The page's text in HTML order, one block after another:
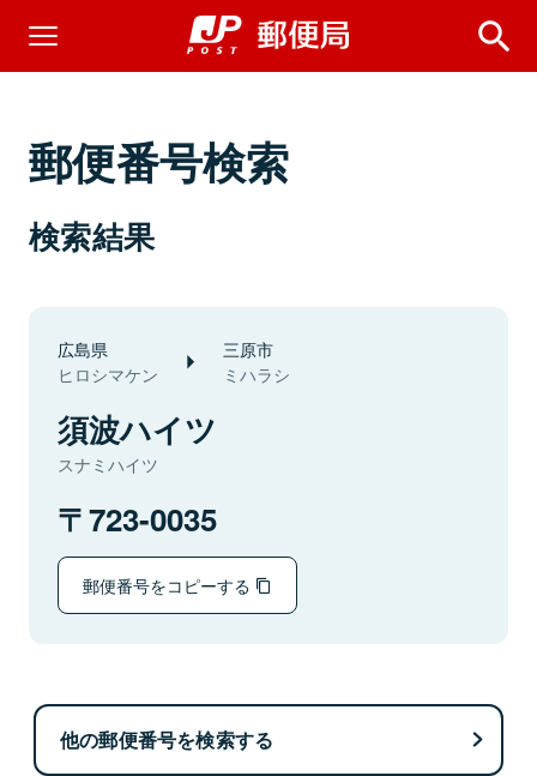
郵便番号検索
検索結果
広島県
ヒロシマケン
三原市
ミハラシ
須波ハイツ
スナミハイツ
723-0035
郵便番号をコピーする
他の郵便番号を検索する